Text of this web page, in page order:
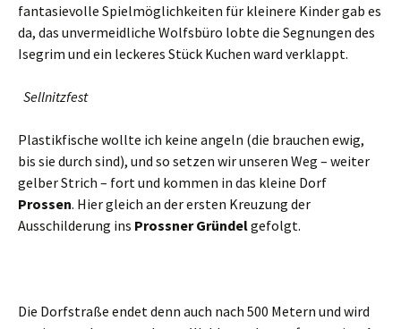
fantasievolle Spielmöglichkeiten für kleinere Kinder gab es
da, das unvermeidliche Wolfsbüro lobte die Segnungen des
Isegrim und ein leckeres Stück Kuchen ward verklappt.
Sellnitzfest
Plastikfische wollte ich keine angeln (die brauchen ewig,
bis sie durch sind), und so setzen wir unseren Weg – weiter
gelber Strich – fort und kommen in das kleine Dorf
Prossen. Hier gleich an der ersten Kreuzung der
Ausschilderung ins Prossner Gründelgefolgt.
Die Dorfstraße endet denn auch nach 500 Metern und wird